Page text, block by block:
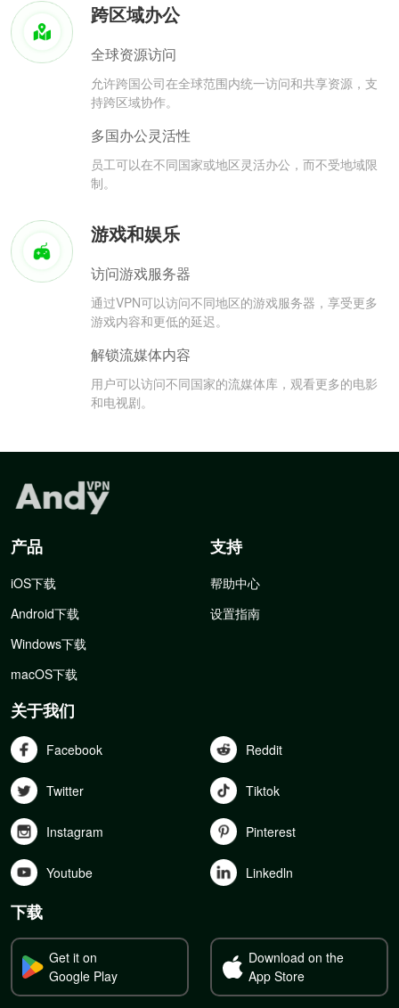
跨区域办公
全球资源访问
允许跨国公司在全球范围内统一访问和共享资源，支
持跨区域协作。
多国办公灵活性
员工可以在不同国家或地区灵活办公，而不受地域限
制。
游戏和娱乐
访问游戏服务器
通过VPN可以访问不同地区的游戏服务器，享受更多
游戏内容和更低的延迟。
解锁流媒体内容
用户可以访问不同国家的流媒体库，观看更多的电影
和电视剧。
产品
iOS下载
Android下载
Windows下载
macOS下载
支持
帮助中心
设置指南
关于我们
Facebook Reddit
Twitter Tiktok
Instagram Pinterest
Youtube Linkedln
下载
Get it on
Google Play
Download on the
App Store